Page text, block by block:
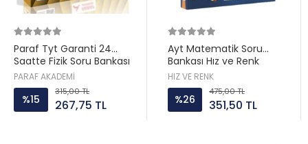
Paraf Tyt Garanti 24
Saatte Fizik Soru Bankası
PARAF AKADEMİ
%15
315,00 TL
267,75 TL
Ayt Matematik Soru
Bankası Hız ve Renk
HIZ VE RENK
%26
475,00 TL
351,50 TL